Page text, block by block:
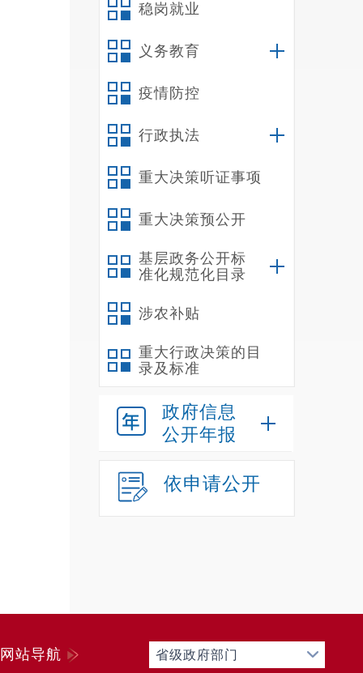
稳岗就业
义务教育
疫情防控
行政执法
重大决策听证事项
重大决策预公开
基层政务公开标
准化规范化目录
涉农补贴
重大行政决策的目
录及标准
政府信息
公开年报
依申请公开
网站导航 省级政府部门